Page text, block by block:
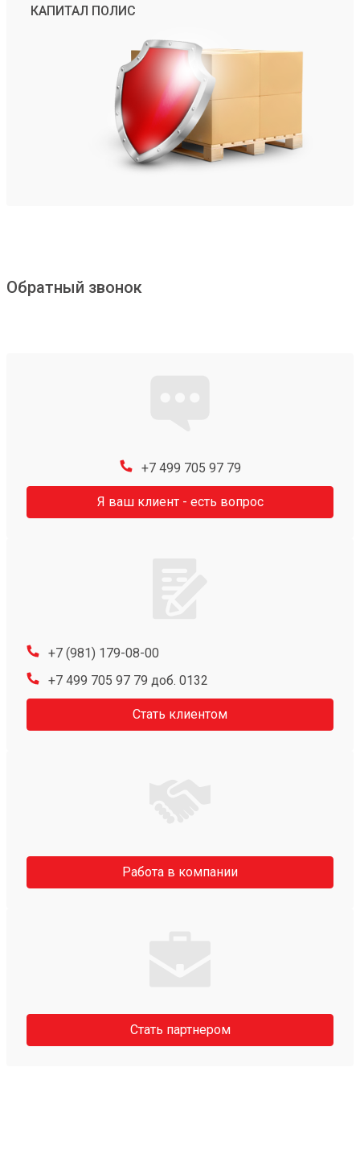
КАПИТАЛ ПОЛИС
Обратный звонок
+7 499 705 97 79
Я ваш клиент - есть вопрос
+7 (981) 179-08-00
+7 499 705 97 79 доб. 0132
Стать клиентом
Работа в компании
Стать партнером